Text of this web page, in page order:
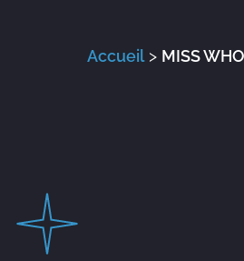
Accueil> MISS